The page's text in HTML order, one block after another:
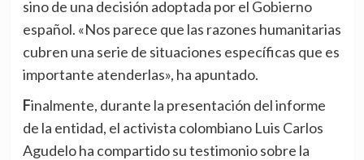
sino de una decisión adoptada por el Gobierno
español. «Nos parece que las razones humanitarias
cubren una serie de situaciones específicas que es
importante atenderlas», ha apuntado.
Finalmente, durante la presentación del informe
de la entidad, el activista colombiano Luis Carlos
Agudelo ha compartido su testimonio sobre la